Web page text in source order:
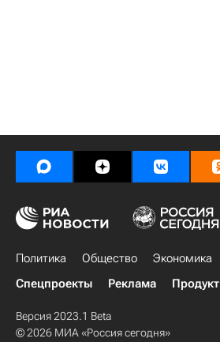
Политика Общество Экономика
Спецпроекты
Реклама
Версия 2023.1 Beta
© 2026 МИА «Россия сегодня»